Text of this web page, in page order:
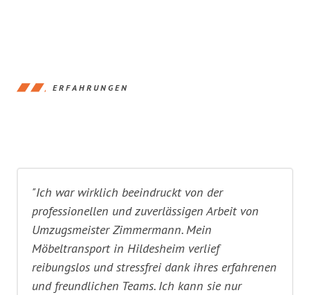
ERFAHRUNGEN
"Ich war wirklich beeindruckt von der
professionellen und zuverlässigen Arbeit von
Umzugsmeister Zimmermann. Mein
Möbeltransport in Hildesheim verlief
reibungslos und stressfrei dank ihres erfahrenen
und freundlichen Teams. Ich kann sie nur